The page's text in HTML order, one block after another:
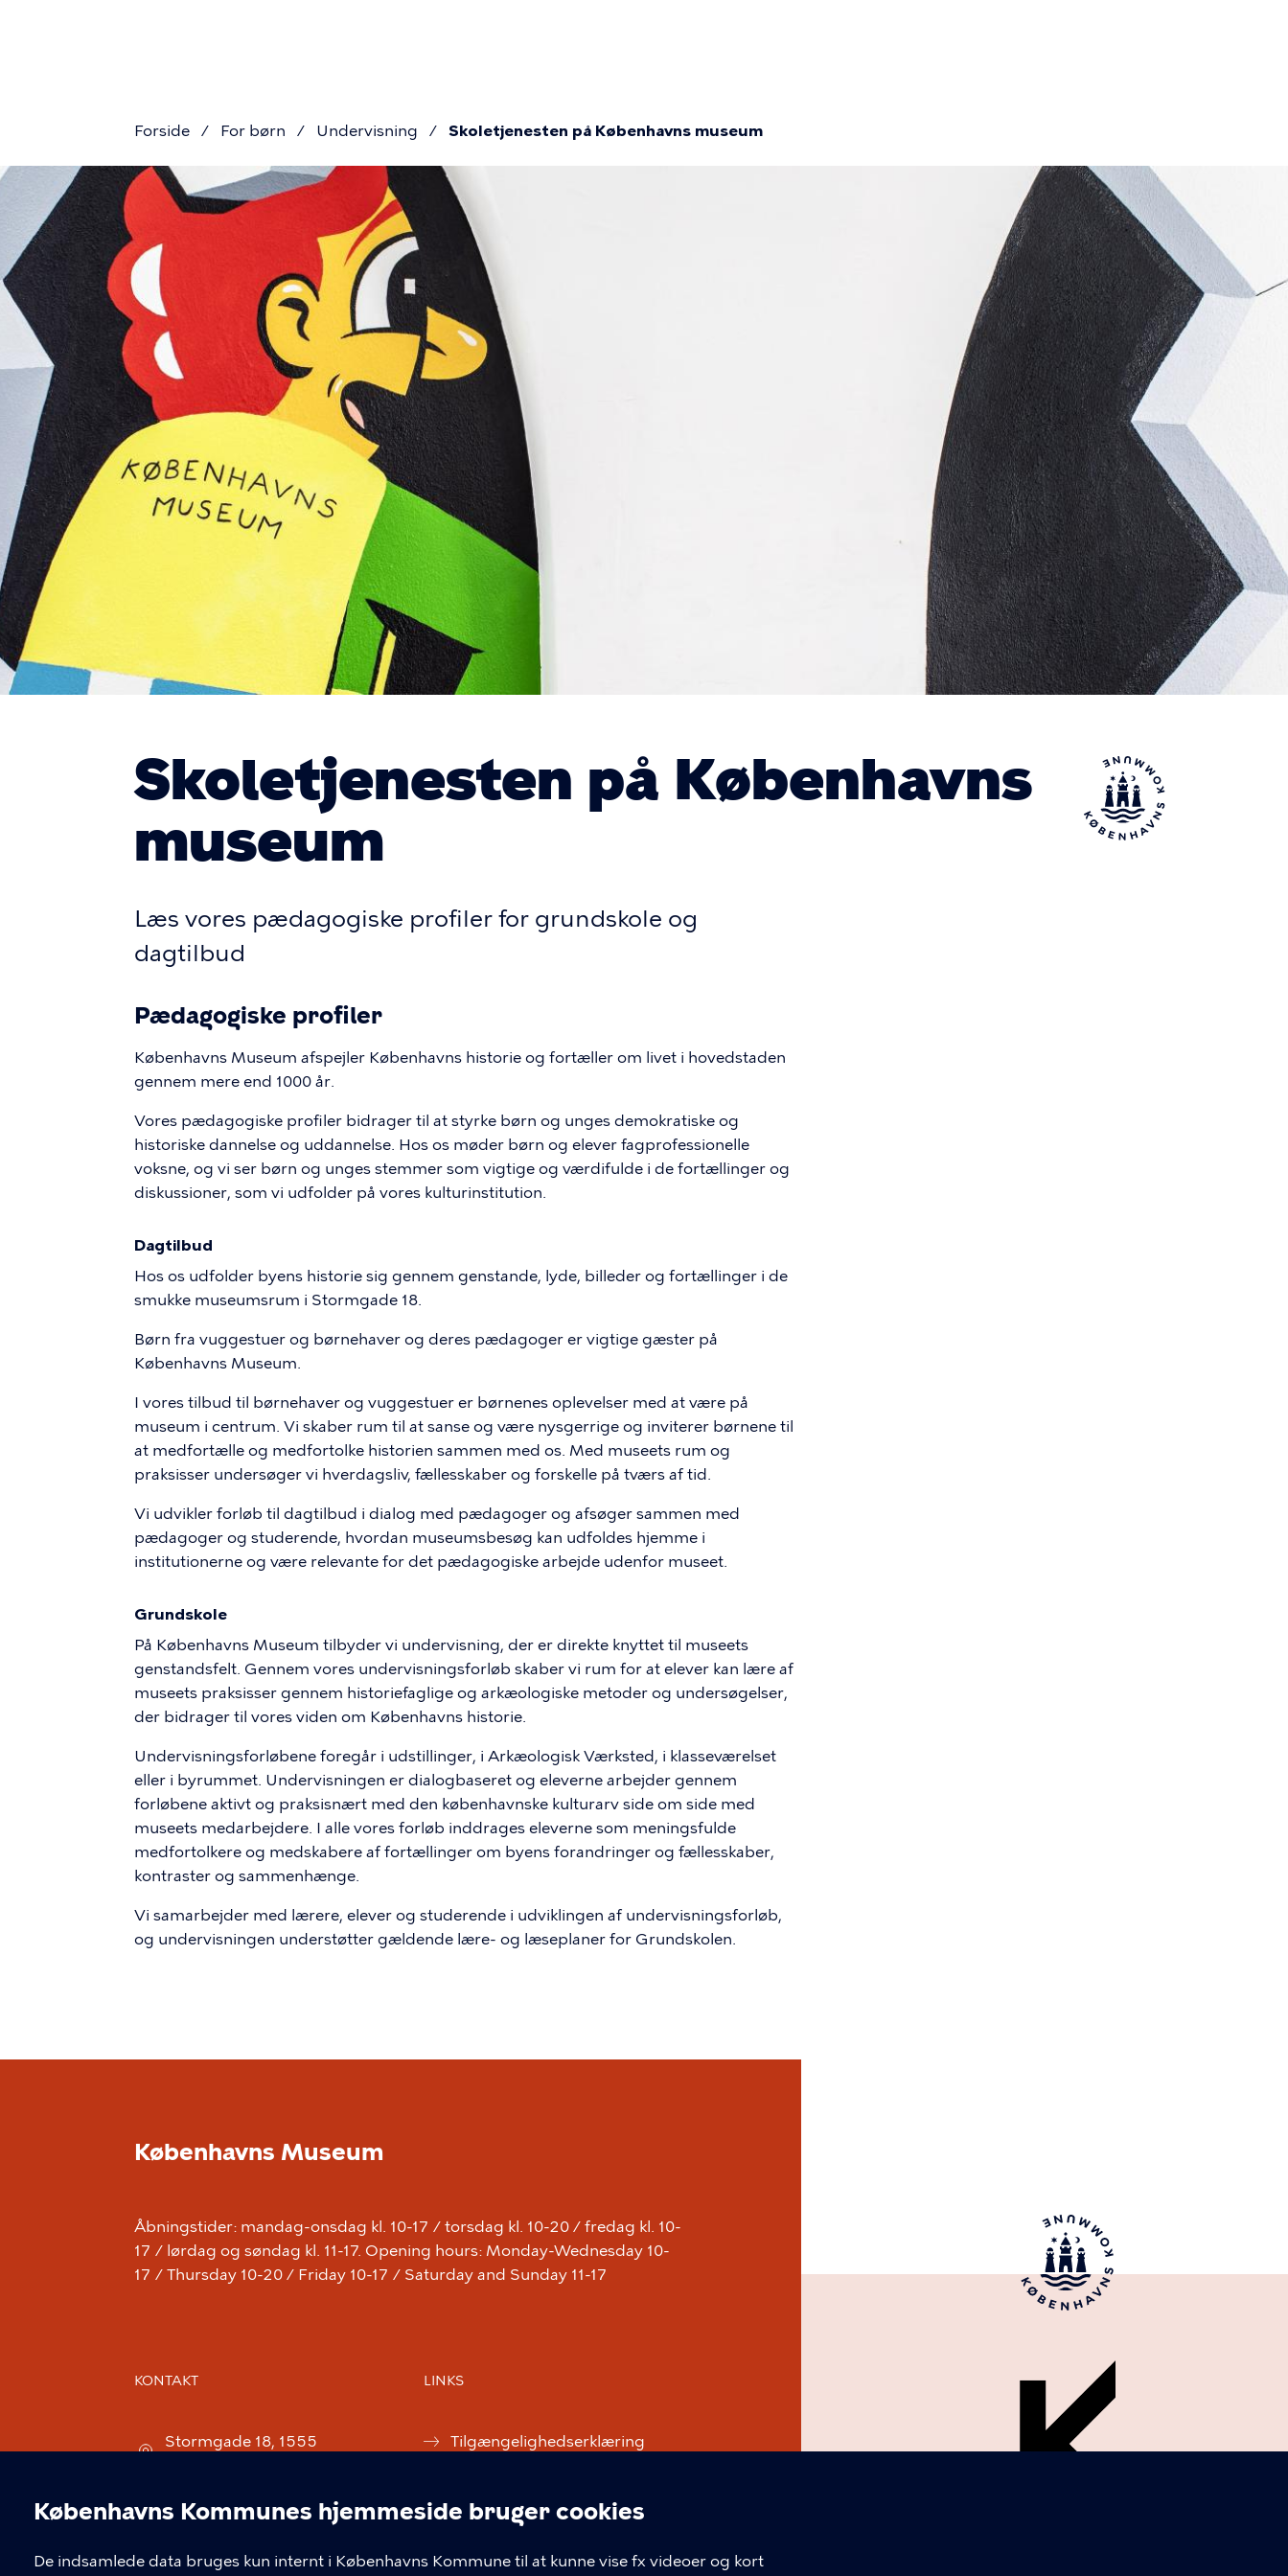
Københavns Kommunes hjemmeside bruger cookies
De indsamlede data bruges kun internt i Københavns Kommune til at kunne vise fx videoer og kort
Brødkrumme
Forside For børn Undervisning Skoletjenesten på Københavns museum
Skoletjenesten på Københavns
museum
Læs vores pædagogiske profiler for grundskole og
dagtilbud
Pædagogiske profiler
Københavns Museum afspejler Københavns historie og fortæller om livet i hovedstaden
gennem mere end 1000 år.
Vores pædagogiske profiler bidrager til at styrke børn og unges demokratiske og
historiske dannelse og uddannelse. Hos os møder børn og elever fagprofessionelle
voksne, og vi ser børn og unges stemmer som vigtige og værdifulde i de fortællinger og
diskussioner, som vi udfolder på vores kulturinstitution.
Dagtilbud
Hos os udfolder byens historie sig gennem genstande, lyde, billeder og fortællinger i de
smukke museumsrum i Stormgade 18.
Børn fra vuggestuer og børnehaver og deres pædagoger er vigtige gæster på
Københavns Museum.
I vores tilbud til børnehaver og vuggestuer er børnenes oplevelser med at være på
museum i centrum. Vi skaber rum til at sanse og være nysgerrige og inviterer børnene til
at medfortælle og medfortolke historien sammen med os. Med museets rum og
praksisser undersøger vi hverdagsliv, fællesskaber og forskelle på tværs af tid.
Vi udvikler forløb til dagtilbud i dialog med pædagoger og afsøger sammen med
pædagoger og studerende, hvordan museumsbesøg kan udfoldes hjemme i
institutionerne og være relevante for det pædagogiske arbejde udenfor museet.
Grundskole
På Københavns Museum tilbyder vi undervisning, der er direkte knyttet til museets
genstandsfelt. Gennem vores undervisningsforløb skaber vi rum for at elever kan lære af
museets praksisser gennem historiefaglige og arkæologiske metoder og undersøgelser,
der bidrager til vores viden om Københavns historie.
Undervisningsforløbene foregår i udstillinger, i Arkæologisk Værksted, i klasseværelset
eller i byrummet. Undervisningen er dialogbaseret og eleverne arbejder gennem
forløbene aktivt og praksisnært med den københavnske kulturarv side om side med
museets medarbejdere. I alle vores forløb inddrages eleverne som meningsfulde
medfortolkere og medskabere af fortællinger om byens forandringer og fællesskaber,
kontraster og sammenhænge.
Vi samarbejder med lærere, elever og studerende i udviklingen af undervisningsforløb,
og undervisningen understøtter gældende lære- og læseplaner for Grundskolen.
Københavns Museum
Åbningstider: mandag-onsdag kl. 10-17 / torsdag kl. 10-20 / fredag kl. 10-
17 / lørdag og søndag kl. 11-17. Opening hours: Monday-Wednesday 10-
17 / Thursday 10-20 / Friday 10-17 / Saturday and Sunday 11-17
KONTAKT
Stormgade 18, 1555
museum@kff.kk.dk
LINKS
Tilgængelighedserklæring
Cookieindstillinger